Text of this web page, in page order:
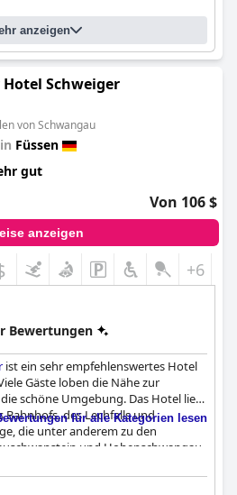
anzeigen
Schweiger
von Schwangau
Füssen
gut
Von 106 $
anzeigen
+6
Bewertungen
ist ein sehr empfehlenswertes Hotel
Gäste loben die Nähe zur
schöne Umgebung. Das Hotel liegt
des Lechfalls und
die unter anderem zu den
und Hohenschwangau
da es eine große Auswahl an
für alle Kategorien lesen